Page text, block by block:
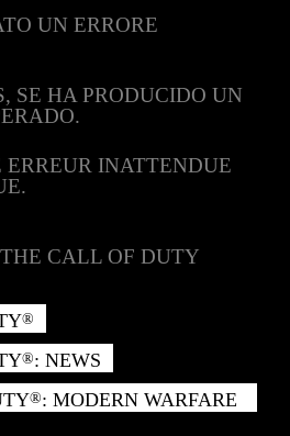
UN ERRORE
SE HA PRODUCIDO UN
ERREUR INATTENDUE
CALL OF DUTY
®
®: NEWS
®: MODERN WARFARE